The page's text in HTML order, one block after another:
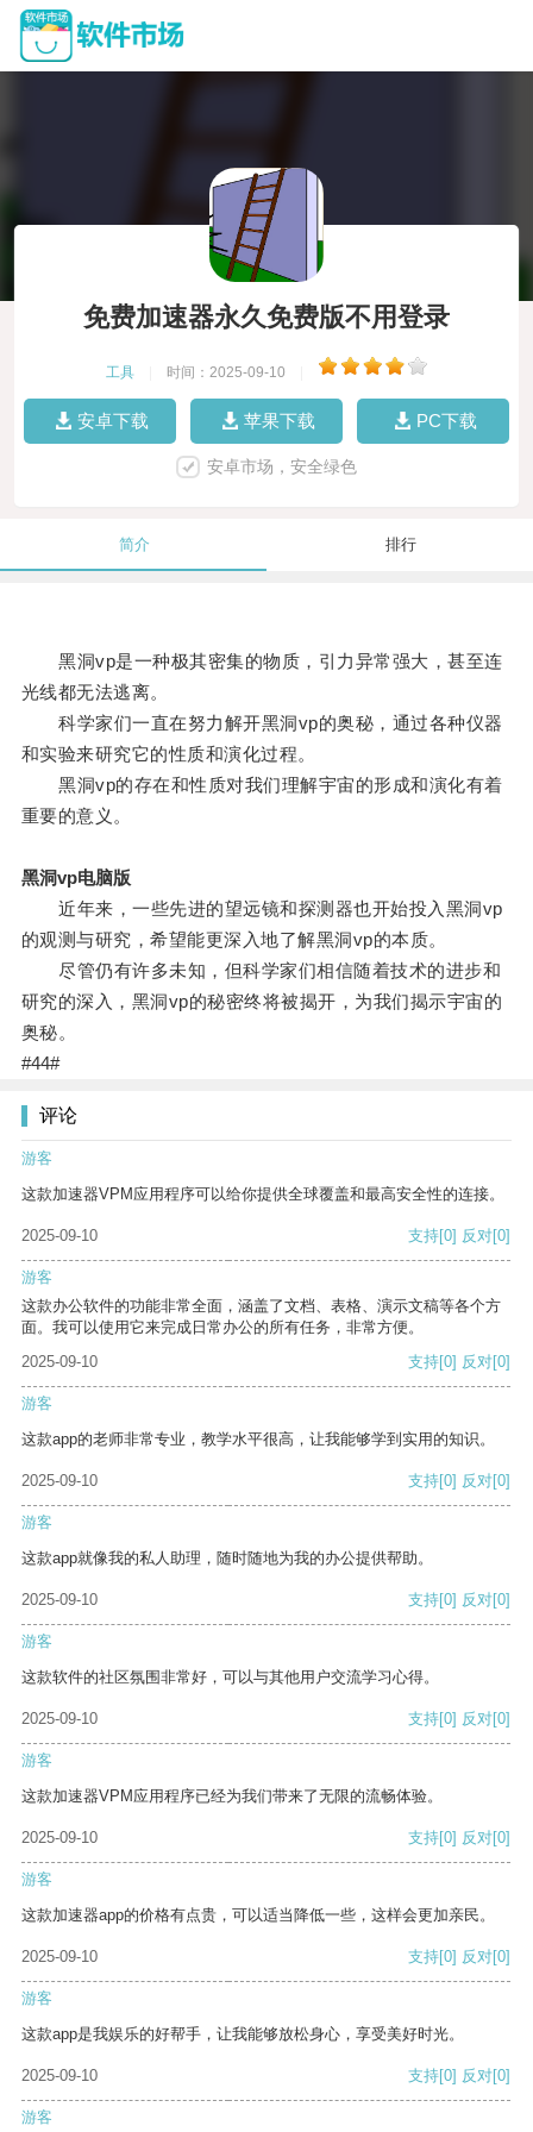
免费加速器永久免费版不用登录
工具 时间：2025-09-10
安卓下载 苹果下载 PC下载
安卓市场，安全绿色
简介 排行
黑洞vp是一种极其密集的物质，引力异常强大，甚至连
光线都无法逃离。
科学家们一直在努力解开黑洞vp的奥秘，通过各种仪器
和实验来研究它的性质和演化过程。
黑洞vp的存在和性质对我们理解宇宙的形成和演化有着
重要的意义。
黑洞vp电脑版
近年来，一些先进的望远镜和探测器也开始投入黑洞vp
的观测与研究，希望能更深入地了解黑洞vp的本质。
尽管仍有许多未知，但科学家们相信随着技术的进步和
研究的深入，黑洞vp的秘密终将被揭开，为我们揭示宇宙的
奥秘。
#44#
评论
游客
这款加速器VPM应用程序可以给你提供全球覆盖和最高安全性的连接。
2025-09-10 支持[0] 反对[0]
游客
这款办公软件的功能非常全面，涵盖了文档、表格、演示文稿等各个方
面。我可以使用它来完成日常办公的所有任务，非常方便。
2025-09-10
支持[0] 反对[0]
游客
这款app的老师非常专业，教学水平很高，让我能够学到实用的知识。
2025-09-10 支持[0] 反对[0]
游客
这款app就像我的私人助理，随时随地为我的办公提供帮助。
2025-09-10 支持[0] 反对[0]
游客
这款软件的社区氛围非常好，可以与其他用户交流学习心得。
2025-09-10 支持[0] 反对[0]
游客
这款加速器VPM应用程序已经为我们带来了无限的流畅体验。
2025-09-10 支持[0] 反对[0]
游客
这款加速器app的价格有点贵，可以适当降低一些，这样会更加亲民。
2025-09-10 支持[0] 反对[0]
游客
这款app是我娱乐的好帮手，让我能够放松身心，享受美好时光。
2025-09-10 支持[0] 反对[0]
游客